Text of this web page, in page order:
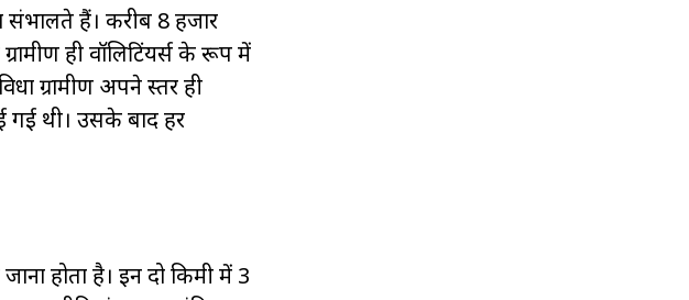
संभालते हैं। करीब 8 हजार
ही वॉलिटिंयर्स के रूप में
ग्रामीण अपने स्तर ही
गई थी। उसके बाद हर
होता है। इन दो किमी में 3